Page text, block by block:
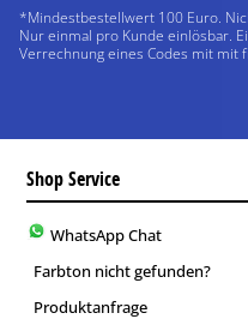
*Mindestbestellwert 100 Euro.
Nur einmal pro Kunde einlösbar.
Verrechnung eines Codes mit mit
Shop Service
WhatsApp Chat
Farbton nicht gefunden?
Produktanfrage